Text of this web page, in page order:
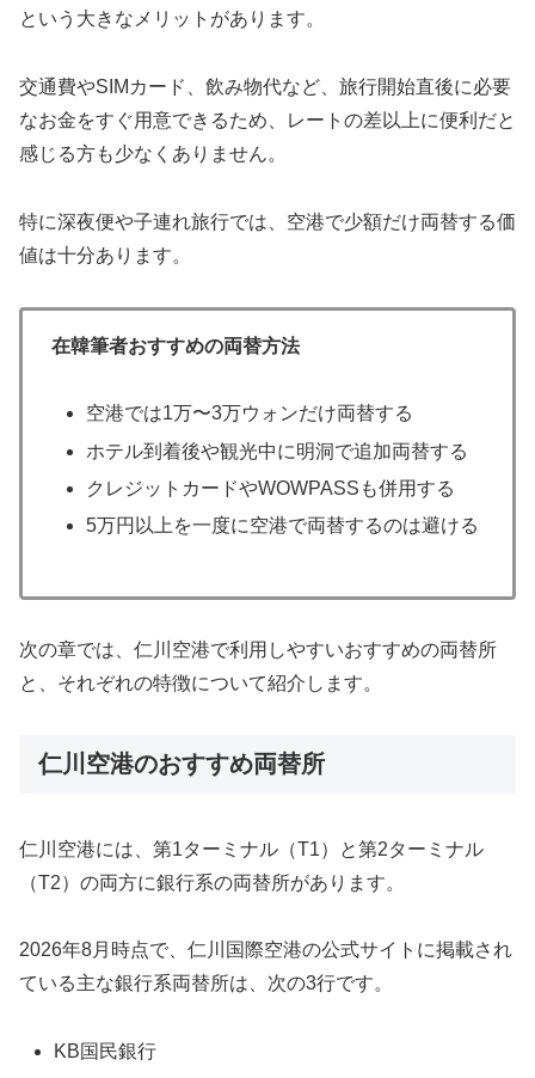
という大きなメリットがあります。
交通費やSIMカード、飲み物代など、旅行開始直後に必要
なお金をすぐ用意できるため、レートの差以上に便利だと
感じる方も少なくありません。
特に深夜便や子連れ旅行では、空港で少額だけ両替する価
値は十分あります。
在韓筆者おすすめの両替方法
空港では1万〜3万ウォンだけ両替する
ホテル到着後や観光中に明洞で追加両替する
クレジットカードやWOWPASSも併用する
5万円以上を一度に空港で両替するのは避ける
次の章では、仁川空港で利用しやすいおすすめの両替所
と、それぞれの特徴について紹介します。
仁川空港のおすすめ両替所
仁川空港には、第1ターミナル（T1）と第2ターミナル
（T2）の両方に銀行系の両替所があります。
2026年8月時点で、仁川国際空港の公式サイトに掲載され
ている主な銀行系両替所は、次の3行です。
KB国民銀行